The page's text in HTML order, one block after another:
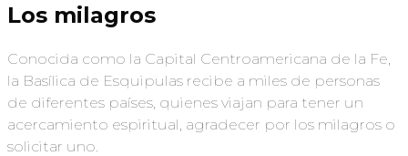
Los milagros
Conocida como la Capital Centroamericana de la Fe,
la Basílica de Esquipulas recibe a miles de personas
de diferentes países, quienes viajan para tener un
acercamiento espiritual, agradecer por los milagros o
solicitar uno.